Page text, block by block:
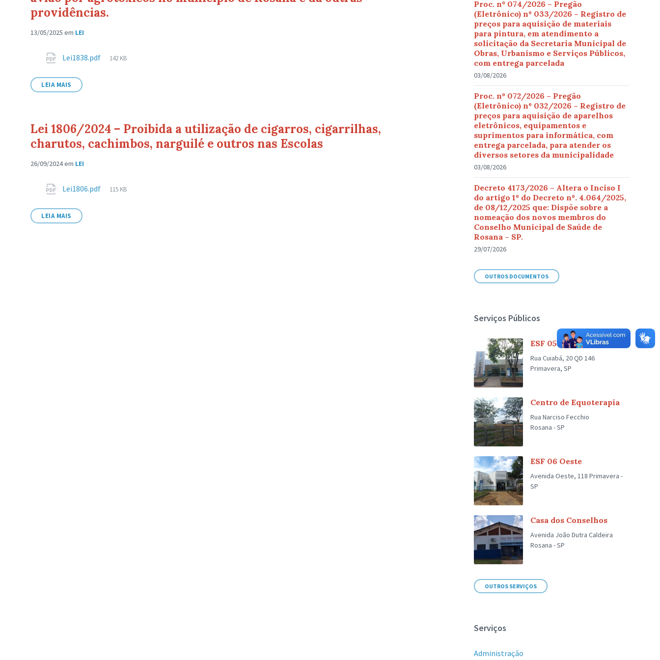
providências.
13/05/2025 em LEI
AnexosLei1838.pdf
Tamanho
142 KB
LEIA MAIS
Lei 1806/2024 – Proibida a utilização de cigarros, cigarrilhas,
charutos, cachimbos, narguilé e outros nas Escolas
26/09/2024em LEI
AnexosLei1806.pdf
Tamanho
115 KB
LEIA MAIS
Proc. nº 074/2026 – Pregão
(Eletrônico) nº 033/2026 – Registro de
preços para aquisição de materiais
para pintura, em atendimento a
solicitação da Secretaria Municipal de
Obras, Urbanismo e Serviços Públicos,
com entrega parcelada
03/08/2026
Proc. nº 072/2026 – Pregão
(Eletrônico) nº 032/2026 – Registro de
preços para aquisição de aparelhos
eletrônicos, equipamentos e
suprimentos para informática, com
entrega parcelada, para atender os
diversos setores da municipalidade
03/08/2026
Decreto 4173/2026 – Altera o Inciso I
do artigo 1º do Decreto nº. 4.064/2025,
de 08/12/2025 que: Dispõe sobre a
nomeação dos novos membros do
Conselho Municipal de Saúde de
Rosana – SP.
29/07/2026
OUTROS DOCUMENTOS
Serviços Públicos
ESF 05 Primavera
Rua Cuiabá, 20 QD 146
Primavera, SP
Centro de Equoterapia
Rua Narciso Fecchio
Rosana - SP
ESF 06 Oeste
Avenida Oeste, 118 Primavera -
SP
Casa dos Conselhos
Avenida João Dutra Caldeira
Rosana - SP
OUTROS SERVIÇOS
Serviços
Administração